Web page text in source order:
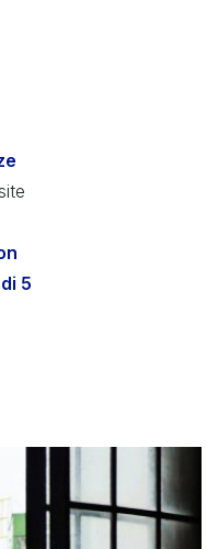
5